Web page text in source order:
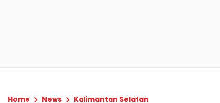
Home News Kalimantan Selatan